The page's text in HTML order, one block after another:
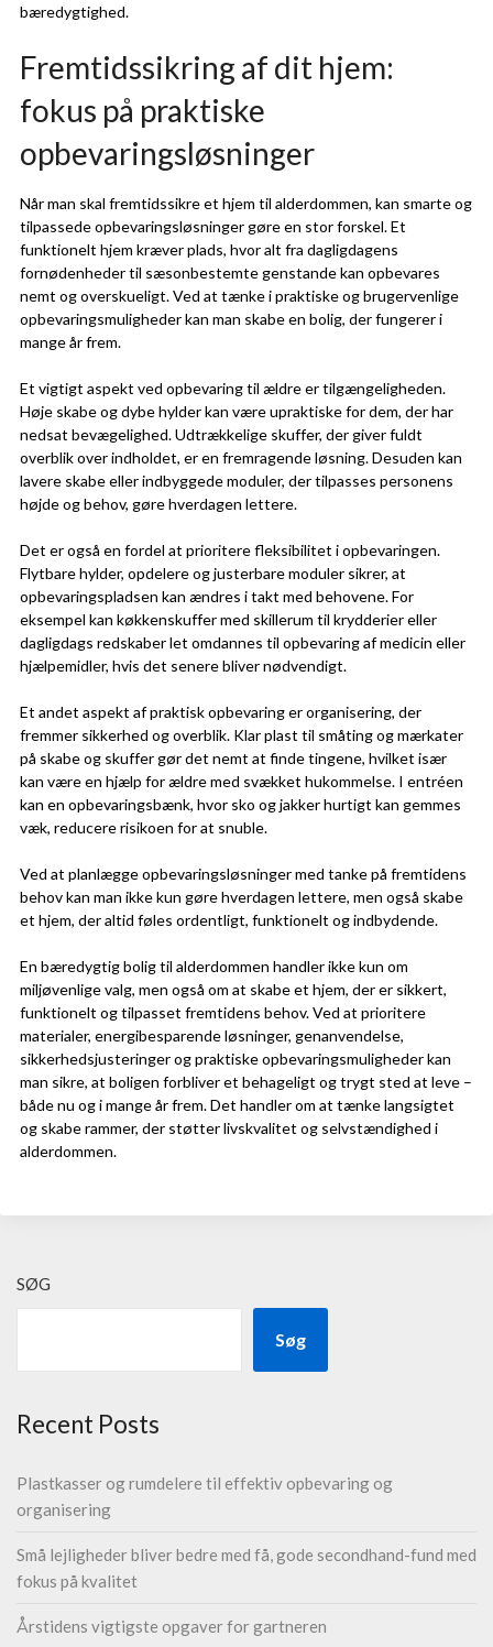
bæredygtighed.
Fremtidssikring af dit hjem:
fokus på praktiske
opbevaringsløsninger
Når man skal fremtidssikre et hjem til alderdommen, kan smarte og
tilpassede opbevaringsløsninger gøre en stor forskel. Et
funktionelt hjem kræver plads, hvor alt fra dagligdagens
fornødenheder til sæsonbestemte genstande kan opbevares
nemt og overskueligt. Ved at tænke i praktiske og brugervenlige
opbevaringsmuligheder kan man skabe en bolig, der fungerer i
mange år frem.
Et vigtigt aspekt ved opbevaring til ældre er tilgængeligheden.
Høje skabe og dybe hylder kan være upraktiske for dem, der har
nedsat bevægelighed. Udtrækkelige skuffer, der giver fuldt
overblik over indholdet, er en fremragende løsning. Desuden kan
lavere skabe eller indbyggede moduler, der tilpasses personens
højde og behov, gøre hverdagen lettere.
Det er også en fordel at prioritere fleksibilitet i opbevaringen.
Flytbare hylder, opdelere og justerbare moduler sikrer, at
opbevaringspladsen kan ændres i takt med behovene. For
eksempel kan køkkenskuffer med skillerum til krydderier eller
dagligdags redskaber let omdannes til opbevaring af medicin eller
hjælpemidler, hvis det senere bliver nødvendigt.
Et andet aspekt af praktisk opbevaring er organisering, der
fremmer sikkerhed og overblik. Klar plast til småting og mærkater
på skabe og skuffer gør det nemt at finde tingene, hvilket især
kan være en hjælp for ældre med svækket hukommelse. I entréen
kan en opbevaringsbænk, hvor sko og jakker hurtigt kan gemmes
væk, reducere risikoen for at snuble.
Ved at planlægge opbevaringsløsninger med tanke på fremtidens
behov kan man ikke kun gøre hverdagen lettere, men også skabe
et hjem, der altid føles ordentligt, funktionelt og indbydende.
En bæredygtig bolig til alderdommen handler ikke kun om
miljøvenlige valg, men også om at skabe et hjem, der er sikkert,
funktionelt og tilpasset fremtidens behov. Ved at prioritere
materialer, energibesparende løsninger, genanvendelse,
sikkerhedsjusteringer og praktiske opbevaringsmuligheder kan
man sikre, at boligen forbliver et behageligt og trygt sted at leve –
både nu og i mange år frem. Det handler om at tænke langsigtet
og skabe rammer, der støtter livskvalitet og selvstændighed i
alderdommen.
SØG
Søg
Recent Posts
Plastkasser og rumdelere til effektiv opbevaring og
organisering
Små lejligheder bliver bedre med få, gode secondhand-fund med
fokus på kvalitet
Årstidens vigtigste opgaver for gartneren